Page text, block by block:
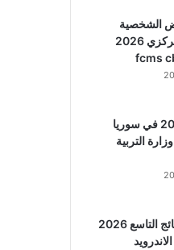
الشخصية
مصرف ليبيا المركزي 2026
نتائج التاسع 2026 في سوريا
التربية
تحميل تطبيق نتائج التاسع 2026